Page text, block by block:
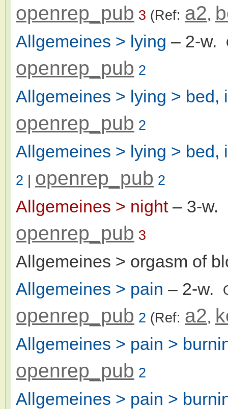
openrep_pub 3 (Ref: a2,
Allgemeines > lying – 2-w.
openrep_pub 2
Allgemeines > lying > bed,
openrep_pub 2
Allgemeines > lying > bed,
2 | openrep_pub 2
Allgemeines > night– 3-w.
openrep_pub 3
Allgemeines > orgasm of
Allgemeines > pain – 2-w.
openrep_pub 2 (Ref: a2,
Allgemeines > pain >
openrep_pub 2
Allgemeines > pain >